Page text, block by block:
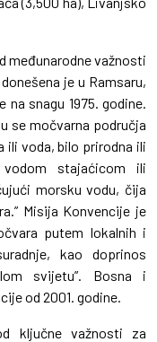
međunarodne važnosti
je u Ramsaru,
na snagu 1975. godine.
se močvarna područja
ili voda, bilo prirodna ili
stajaćicom ili
morsku vodu, čija
Misija Konvencije je
putem lokalnih i
kao doprinos
svijetu”. Bosna i
od 2001. godine.
ključne važnosti za